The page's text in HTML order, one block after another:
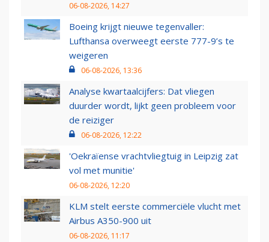
06-08-2026, 14:27
Boeing krijgt nieuwe tegenvaller:
Lufthansa overweegt eerste 777-9’s te
weigeren
06-08-2026, 13:36
Analyse kwartaalcijfers: Dat vliegen
duurder wordt, lijkt geen probleem voor
de reiziger
06-08-2026, 12:22
'Oekraïense vrachtvliegtuig in Leipzig zat
vol met munitie'
06-08-2026, 12:20
KLM stelt eerste commerciële vlucht met
Airbus A350-900 uit
06-08-2026, 11:17